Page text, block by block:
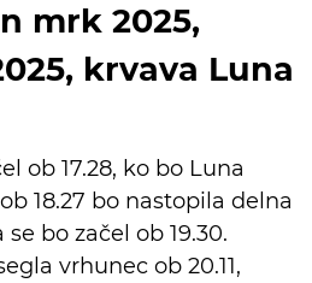
mrk 2025,
krvava Luna
ob 17.28, ko bo Luna
18.27 bo nastopila delna
bo začel ob 19.30.
vrhunec ob 20.11,